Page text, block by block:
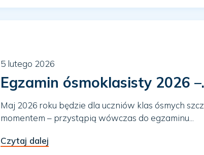
5 lutego 2026
Egzamin ósmoklasisty 2026
Maj 2026 roku będzie dla uczniów klas ósmych
momentem – przystąpią wówczas do egzaminu...
Czytaj dalej